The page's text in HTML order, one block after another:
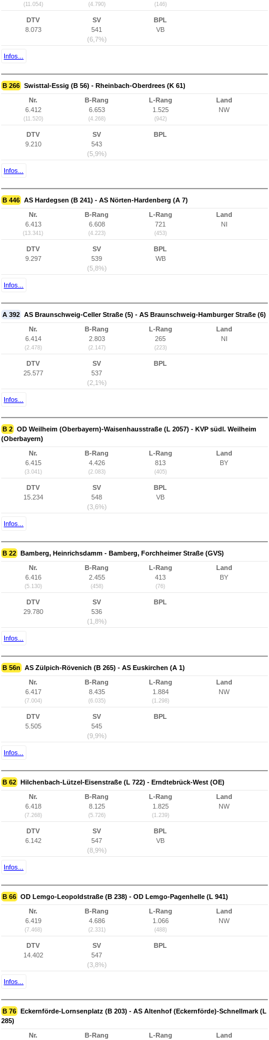
(11.054) (4.790) (146)
DTV
8.073
SV
541
(6,7%)
BPL
VB
Infos...
B 266 Swisttal-Essig (B 56) - Rheinbach-Oberdrees (K 61)
Nr.
6.412
(11.520)
B-Rang
6.653
(4.268)
L-Rang
1.525
(942)
Land
NW
DTV
9.210
SV
543
(5,9%)
BPL
Infos...
B 446 AS Hardegsen (B 241) - AS Nörten-Hardenberg (A 7)
Nr.
6.413
(13.341)
B-Rang
6.608
(4.223)
L-Rang
721
(453)
Land
NI
DTV
9.297
SV
539
(5,8%)
BPL
WB
Infos...
A 392 AS Braunschweig-Celler Straße (5) - AS Braunschweig-Hamburger Straße (6)
Nr.
6.414
(2.478)
B-Rang
2.803
(2.147)
L-Rang
265
(223)
Land
NI
DTV
25.577
SV
537
(2,1%)
BPL
Infos...
B 2 OD Weilheim (Oberbayern)-Waisenhausstraße (L 2057) - KVP südl. Weilheim
(Oberbayern)
Nr.
6.415
(3.041)
B-Rang
4.426
(2.083)
L-Rang
813
(405)
Land
BY
DTV
15.234
SV
548
(3,6%)
BPL
VB
Infos...
B 22 Bamberg, Heinrichsdamm - Bamberg, Forchheimer Straße (GVS)
Nr.
6.416
(5.130)
B-Rang
2.455
(458)
L-Rang
413
(76)
Land
BY
DTV
29.780
SV
536
(1,8%)
BPL
Infos...
B 56n AS Zülpich-Rövenich (B 265) - AS Euskirchen (A 1)
Nr.
6.417
(7.004)
B-Rang
8.435
(6.035)
L-Rang
1.884
(1.298)
Land
NW
DTV
5.505
SV
545
(9,9%)
BPL
Infos...
B 62 Hilchenbach-Lützel-Eisenstraße (L 722) - Erndtebrück-West (OE)
Nr.
6.418
(7.268)
B-Rang
8.125
(5.726)
L-Rang
1.825
(1.239)
Land
NW
DTV
6.142
SV
547
(8,9%)
BPL
VB
Infos...
B 66 OD Lemgo-Leopoldstraße (B 238) - OD Lemgo-Pagenhelle (L 941)
Nr.
6.419
(7.468)
B-Rang
4.686
(2.331)
L-Rang
1.066
(488)
Land
NW
DTV
14.402
SV
547
(3,8%)
BPL
Infos...
B 76 Eckernförde-Lornsenplatz (B 203) - AS Altenhof (Eckernförde)-Schnellmark (L
285)
Nr.
B-Rang
L-Rang
Land